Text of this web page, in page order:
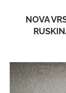
NOVA